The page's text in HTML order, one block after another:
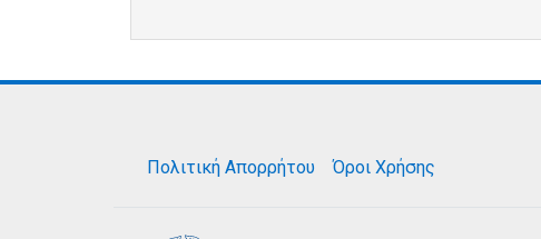
Πολιτική Απορρήτου Όροι Χρήσης